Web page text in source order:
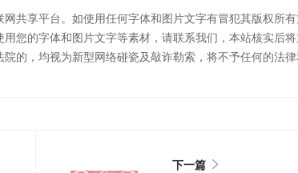
共享平台。如使用任何字体和图片文字有冒犯其版权所
您的字体和图片文字等素材，请联系我们，本站核实后
的，均视为新型网络碰瓷及敲诈勒索，将不予任何的法
下一篇